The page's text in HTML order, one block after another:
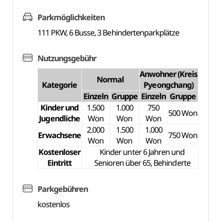
Parkmöglichkeiten
111 PKW, 6 Busse, 3 Behindertenparkplätze
Nutzungsgebühr
Kategorie Normal
Anwohner (Kreis
Pyeongchang)
Einzeln Gruppe Einzeln Gruppe
Kinder und
Jugendliche
1.500
Won
1.000
Won
750
Won
500 Won
Erwachsene 2.000
Won
1.500
Won
1.000
Won
750 Won
Kostenloser
Eintritt
Kinder unter 6 Jahren und
Senioren über 65, Behinderte
Parkgebühren
kostenlos